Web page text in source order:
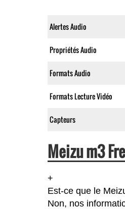
Alertes Audio
Propriétés Audio
Formats Audio
Formats Lecture Vidéo
Capteurs
Meizu m3
+
Est-ce que le
Non, nos